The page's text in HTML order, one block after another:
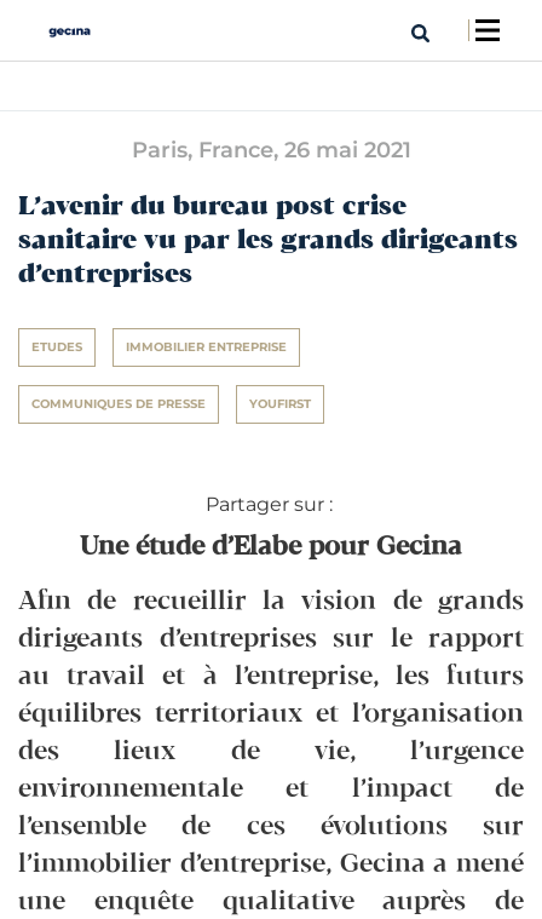
Paris, France, 26 mai 2021
L’avenir du bureau post crise
sanitaire vu par les grands dirigeants
d’entreprises
ETUDES IMMOBILIER ENTREPRISE
COMMUNIQUES DE PRESSE YOUFIRST
Partager sur :
Une étude d’Elabe pour Gecina
Afin de recueillir la vision de grands
dirigeants d’entreprises sur le rapport
au travail et à l’entreprise, les futurs
équilibres territoriaux et l’organisation
des lieux de vie, l’urgence
environnementale et l’impact de
l’ensemble de ces évolutions sur
l’immobilier d’entreprise, Gecina a mené
une enquête qualitative auprès de